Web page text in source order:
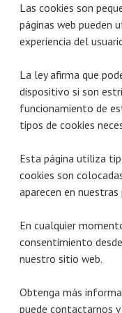
Las cookies son
páginas web pueden
experiencia del
La ley afirma que
dispositivo si son
funcionamiento de
tipos de cookies
Esta página utiliza
cookies son
aparecen en nuestras
En cualquier
consentimiento
nuestro sitio web.
Obtenga más
puede contactarnos